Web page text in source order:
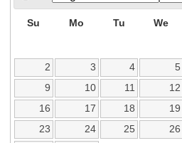
Su Mo Tu We
2
3 4 5
9
10 11 12
16
17 18 19
23
24 25 26